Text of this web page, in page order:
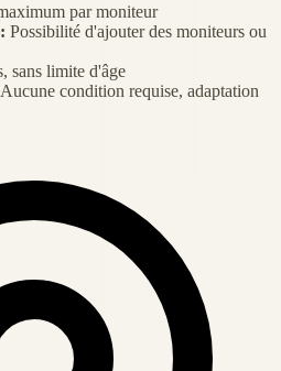
par moniteur
Possibilité d'ajouter des moniteurs ou
sans limite d'âge
Aucune condition requise, adaptation